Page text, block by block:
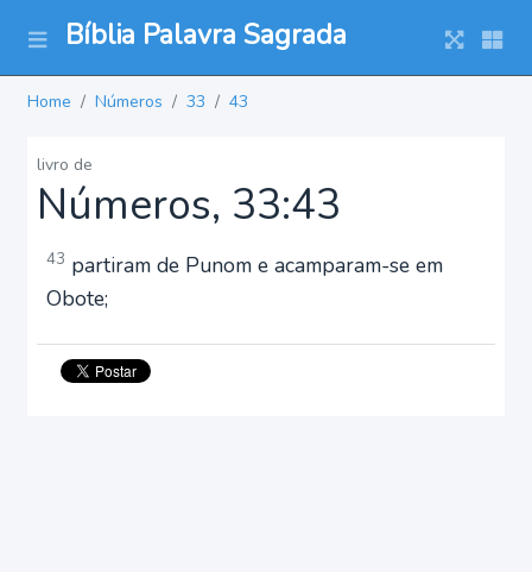
Bíblia Palavra Sagrada
Home Números 33 43
livro de
Números, 33:43
43 partiram de Punom e acamparam-se em
Obote;